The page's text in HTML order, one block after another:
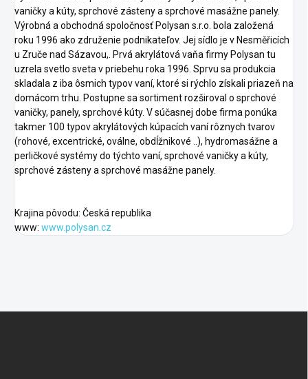
vaničky a kúty, sprchové zásteny a sprchové masážne panely.
Výrobná a obchodná spoločnosť Polysan s.r.o. bola založená
roku 1996 ako združenie podnikateľov. Jej sídlo je v Nesměřicích
u Zruče nad Sázavou,. Prvá akrylátová vaňa firmy Polysan tu
uzrela svetlo sveta v priebehu roka 1996. Sprvu sa produkcia
skladala z iba ôsmich typov vaní, ktoré si rýchlo získali priazeň na
domácom trhu. Postupne sa sortiment rozširoval o sprchové
vaničky, panely, sprchové kúty. V súčasnej dobe firma ponúka
takmer 100 typov akrylátových kúpacích vaní rôznych tvarov
(rohové, excentrické, oválne, obdĺžnikové ..), hydromasážne a
perličkové systémy do týchto vaní, sprchové vaničky a kúty,
sprchové zásteny a sprchové masážne panely.
Krajina pôvodu: Česká republika
www: www.polysan.cz